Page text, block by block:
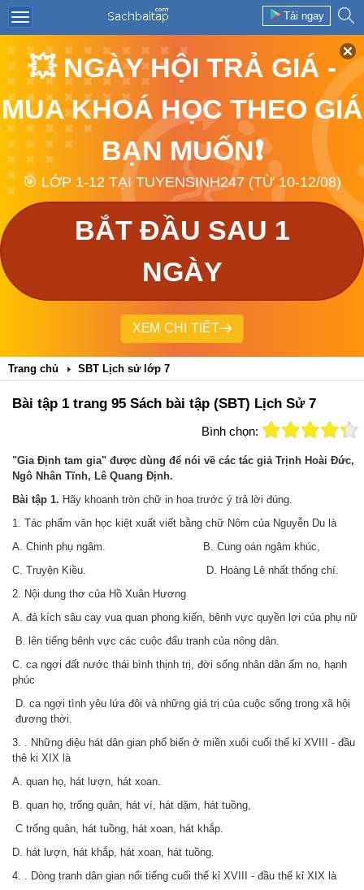
Tải ngay
💥 NGÀY HỘI TRẢ GIÁ -
MUA KHOÁ HỌC THEO GIÁ
BẠN MUỐN❗
🎯 LỚP 1-12 TẠI TUYENSINH247 (TỪ 10-12/08)
BẮT ĐẦU SAU 1
NGÀY
XEM CHI TIẾT
Trang chủ SBT Lịch sử lớp 7
Bài tập 1 trang 95 Sách bài tập (SBT) Lịch Sử 7
Bình chọn:
"Gia Định tam gia" được dùng để nói về các tác giả Trịnh Hoài Đức,
Ngô Nhân Tĩnh, Lê Quang Định.
Bài tập 1. Hãy khoanh tròn chữ in hoa trước ý trả lời đúng.
1. Tác phẩm văn học kiệt xuất viết bằng chữ Nôm của Nguyễn Du là
A. Chinh phụ ngâm. B. Cung oán ngâm khúc,
C. Truyện Kiều. D. Hoàng Lê nhất thống chí.
2. Nội dung thơ của Hồ Xuân Hương
A. đả kích sâu cay vua quan phong kiến, bênh vực quyền lợi của phụ nữ
B
lên tiếng bênh vực các cuộc đấu tranh của nông dân.
C. ca ngợi đất nước thái bình thịnh trị, đời sống nhân dân ấm no, hạnh
phúc
D. ca ngợi tình yêu lứa đôi và những giá trị của cuộc sống trong xã hội
đương thời.
3. . Những điệu hát dân gian phổ biến ở miền xuôi cuối thế kỉ XVIII - đầu
thê ki XIX là
A. quan họ, hát lượn, hát xoan.
B. quan họ, trống quân, hát ví, hát dặm, hát tuồng,
C trống quân, hát tuồng, hát xoan, hát khắp.
D. hát lượn, hát khắp, hát xoan, hát tuồng.
4. . Dòng tranh dân gian nổi tiếng cuối thế kỉ XVIII - đầu thế kỉ XIX là